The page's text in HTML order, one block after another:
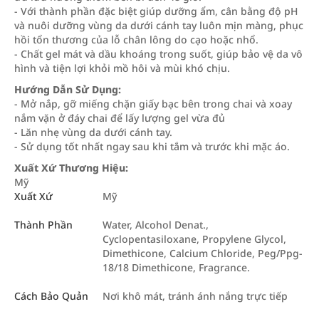
- Với thành phần đặc biệt giúp dưỡng ẩm, cân bằng độ pH
và nuôi dưỡng vùng da dưới cánh tay luôn mịn màng, phục
hồi tổn thương của lỗ chân lông do cạo hoặc nhổ.
- Chất gel mát và dầu khoáng trong suốt, giúp bảo vệ da vô
hình và tiện lợi khỏi mồ hôi và mùi khó chịu.
Hướng Dẫn Sử Dụng:
- Mở nắp, gỡ miếng chặn giấy bạc bên trong chai và xoay
nắm vặn ở đáy chai để lấy lượng gel vừa đủ
- Lăn nhẹ vùng da dưới cánh tay.
- Sử dụng tốt nhất ngay sau khi tắm và trước khi mặc áo.
Xuất Xứ Thương Hiệu:
Mỹ
Xuất Xứ
Mỹ
Thành Phần
Water, Alcohol Denat.,
Cyclopentasiloxane, Propylene Glycol,
Dimethicone, Calcium Chloride, Peg/Ppg-
18/18 Dimethicone, Fragrance.
Cách Bảo Quản Nơi khô mát, tránh ánh nắng trực tiếp